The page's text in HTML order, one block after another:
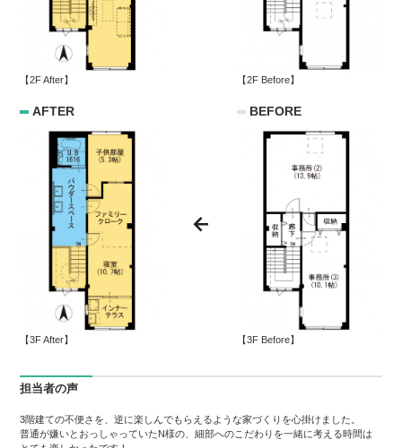
【2F Before】
【2F After】
BEFORE
【3F Before】
AFTER
【3F After】
担当者の声
3階建ての不便さを、逆に楽しんでもらえるような家づくりを心掛けました。
普通が嫌いとおっしゃっていたN様の、細部へのこだわりを一緒に考える時間は